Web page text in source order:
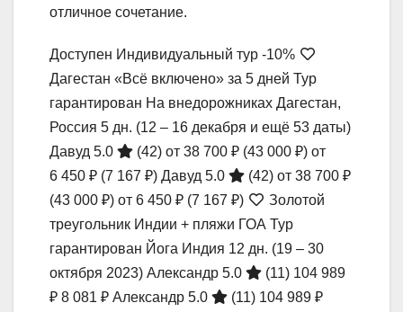
отличное сочетание.
Доступен Индивидуальный тур -10%
Дагестан «Всё включено» за 5 дней Тур
гарантирован На внедорожниках Дагестан,
Россия 5 дн. (12 – 16 декабря и ещё 53 даты)
Давуд 5.0
(42) от 38 700 ₽ (43 000 ₽) от
6 450 ₽ (7 167 ₽) Давуд 5.0 (42) от 38 700 ₽
(43 000 ₽) от 6 450 ₽ (7 167 ₽)
Золотой
треугольник Индии + пляжи ГОА Тур
гарантирован Йога Индия 12 дн. (19 – 30
октября 2023) Александр 5.0 (11) 104 989
₽ 8 081 ₽ Александр 5.0 (11) 104 989 ₽